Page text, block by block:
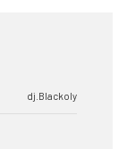
dj.Blackoly